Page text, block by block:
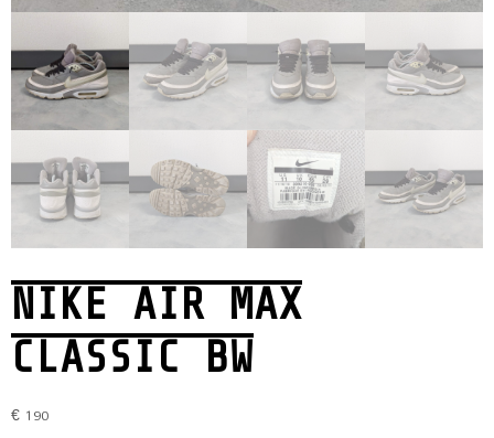
NIKE AIR MAX
CLASSIC BW
€ 190